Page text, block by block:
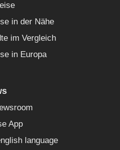
in der Nähe
im Vergleich
in Europa
App
language